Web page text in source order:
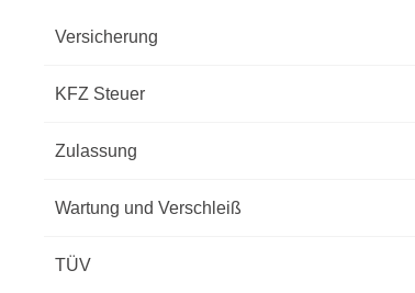
Versicherung
KFZ Steuer
Zulassung
Wartung und Verschleiß
TÜV